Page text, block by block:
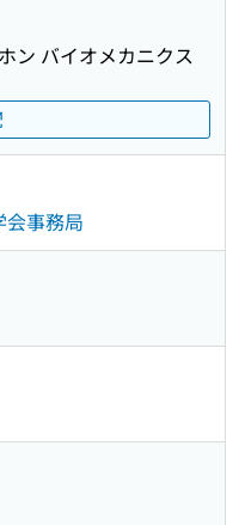
ン バイオメカニクス
会事務局